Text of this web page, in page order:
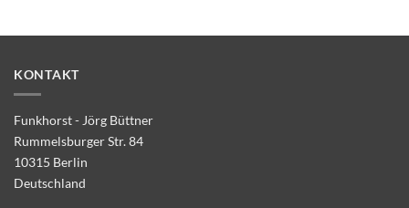
KONTAKT
Funkhorst - Jörg Büttner
Rummelsburger Str. 84
10315 Berlin
Deutschland